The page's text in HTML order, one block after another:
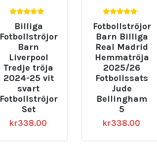
av 5
Billiga
Fotbollströjor
Barn
Liverpool
Tredje tröja
2024-25 vit
svart
Fotbollströjor
Set
kr338.00
av 5
Fotbollströjor
Barn Billiga
Real Madrid
Hemmatröja
2025/26
Fotbollssats
Jude
Bellingham
5
kr338.00